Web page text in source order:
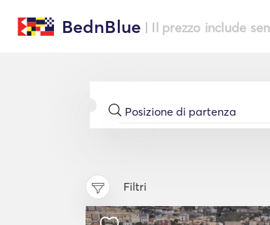
BednBlue | Il prezzo include
Filtri